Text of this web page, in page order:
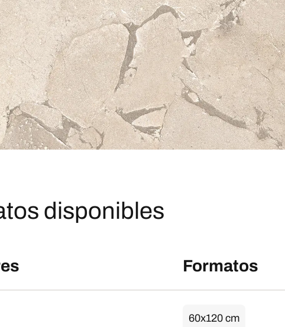
disponibles
Formatos
60x120 cm